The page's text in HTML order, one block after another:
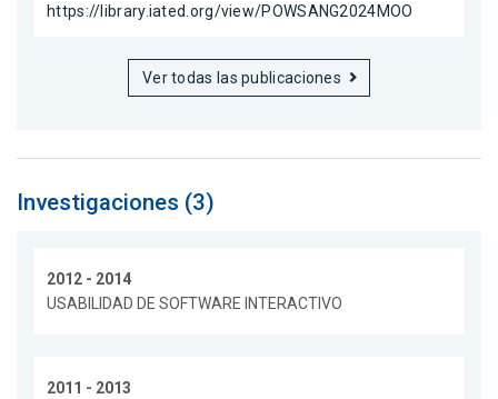
https://library.iated.org/view/POWSANG2024MOO
Ver todas las publicaciones
Investigaciones (3)
2012 - 2014
USABILIDAD DE SOFTWARE INTERACTIVO
2011 - 2013